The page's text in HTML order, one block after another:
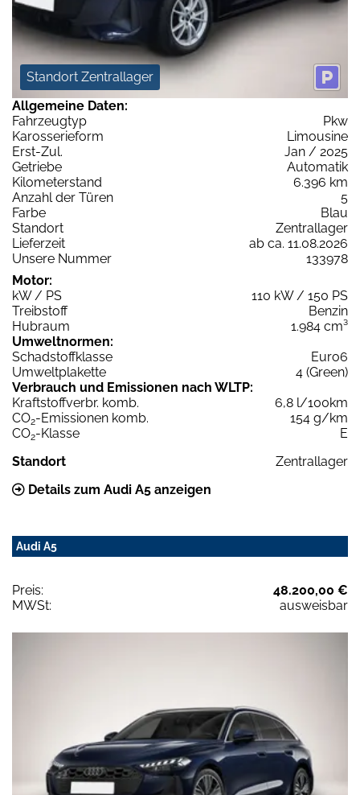
Standort Zentrallager
Allgemeine Daten:
Fahrzeugtyp
Pkw
Karosserieform
Limousine
Erst-Zul.
Jan / 2025
Getriebe
Automatik
Kilometerstand
6.396 km
Anzahl der Türen
5
Farbe
Blau
Standort
Zentrallager
Lieferzeit
ab ca. 11.08.2026
Unsere Nummer
133978
Motor:
kW / PS
110 kW / 150 PS
Treibstoff
Benzin
Hubraum
1.984 cm³
Umweltnormen:
Schadstoffklasse
Euro6
Umweltplakette
4 (Green)
Verbrauch und Emissionen nach WLTP:
Kraftstoffverbr. komb.
6,8 l/100km
CO2-Emissionen komb.
154 g/km
CO2-Klasse
E
Standort
Zentrallager
Details zum Audi A5 anzeigen
Audi A5
Preis:
48.200,00 €
MWSt:
ausweisbar